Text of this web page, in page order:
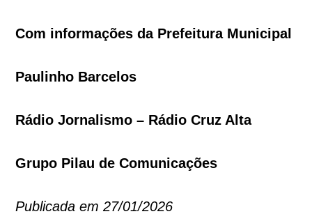
Com informações da Prefeitura Municipal
Paulinho Barcelos
Rádio Jornalismo – Rádio Cruz Alta
Grupo Pilau de Comunicações
Publicada em 27/01/2026